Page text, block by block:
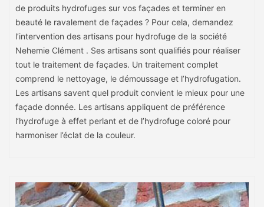
de produits hydrofuges sur vos façades et terminer en
beauté le ravalement de façades ? Pour cela, demandez
l’intervention des artisans pour hydrofuge de la société
Nehemie Clément . Ses artisans sont qualifiés pour réaliser
tout le traitement de façades. Un traitement complet
comprend le nettoyage, le démoussage et l’hydrofugation.
Les artisans savent quel produit convient le mieux pour une
façade donnée. Les artisans appliquent de préférence
l’hydrofuge à effet perlant et de l’hydrofuge coloré pour
harmoniser l’éclat de la couleur.